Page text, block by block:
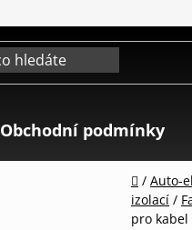
Obchodní podmínky
Domů
/ Auto-
izolací /
pro